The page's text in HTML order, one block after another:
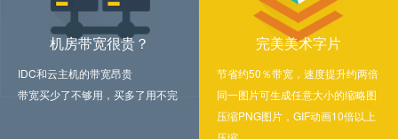
机房带宽很贵？
IDC和云主机的带宽昂贵
带宽买少了不够用，买多了用不完
完美美术字片
节省约50％带宽，速度提升约两倍
同一图片可生成任意大小的缩略图
压缩PNG图片，GIF动画10倍以上